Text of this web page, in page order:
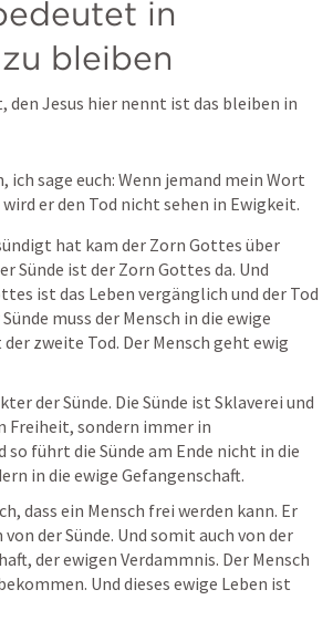
in
bleiben
Jesus hier nennt ist das bleiben in
ich sage euch: Wenn jemand mein Wort
er den Tod nicht sehen in Ewigkeit.
hat kam der Zorn Gottes über
Sünde ist der Zorn Gottes da. Und
ist das Leben vergänglich und der Tod
muss der Mensch in die ewige
zweite Tod. Der Mensch geht ewig
der Sünde. Die Sünde ist Sklaverei und
Freiheit, sondern immer in
so führt die Sünde am Ende nicht in die
in die ewige Gefangenschaft.
dass ein Mensch frei werden kann. Er
der Sünde. Und somit auch von der
der ewigen Verdammnis. Der Mensch
Und dieses ewige Leben ist